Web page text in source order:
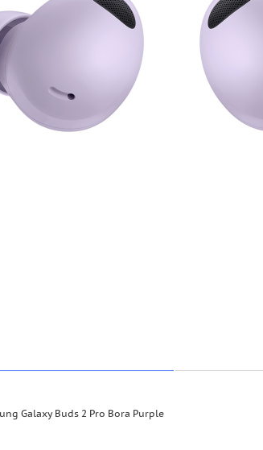
Galaxy Buds 2 Pro Bora Purple